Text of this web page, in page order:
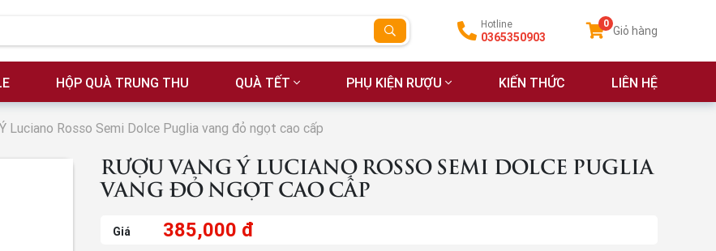
Hotline
0365350903
0 Giỏ hàng
HỘP QUÀ TRUNG THU QUÀ TẾT PHỤ KIỆN RƯỢU KIẾN THỨC LIÊN HỆ
Luciano Rosso Semi Dolce Puglia vang đỏ ngọt cao cấp
RƯỢU VANG Ý LUCIANO ROSSO SEMI DOLCE PUGLIA
VANG ĐỎ NGỌT CAO CẤP
Giá 385,000 đ